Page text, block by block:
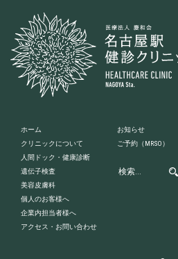
ホーム
クリニックについて
人間ドック・健康診断
遺伝子検査
美容皮膚科
個人のお客様へ
企業内担当者様へ
アクセス・お問い合わせ
お知らせ
ご予約 （MRSO）